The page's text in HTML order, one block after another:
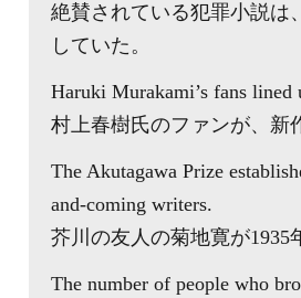
絶賛されている犯罪小説は
していた。
Haruki Murakami’s fans
村上春樹氏のファンが、新
The Akutagawa Prize
and-coming writers.
芥川の友人の菊地寛が
The number of people who